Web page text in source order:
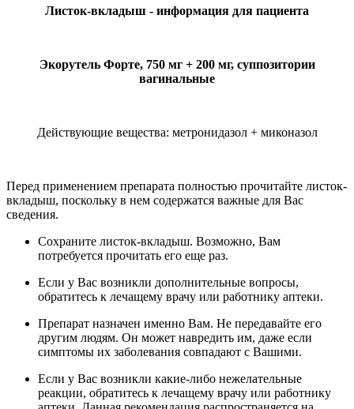
Листок-вкладыш - информация для пациента
Экорутель Форте, 750 мг + 200 мг,суппозитории
вагинальные
Действующие вещества: метронидазол + миконазол
Перед применением препарата полностью прочитайте листок-
вкладыш, поскольку в нем содержатся важные для Вас
сведения.
Сохраните листок-вкладыш. Возможно, Вам
потребуется прочитать его еще раз.
Если у Вас возникли дополнительные вопросы,
обратитесь к лечащему врачу или работнику аптеки.
Препарат назначен именно Вам. Не передавайте его
другим людям. Он может навредить им, даже если
симптомы их заболевания совпадают с Вашими.
Если у Вас возникли какие-либо нежелательные
реакции, обратитесь к лечащему врачу или работнику